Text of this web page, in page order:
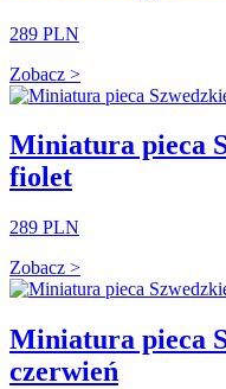
289 PLN
Zobacz >
Miniatura pieca
fiolet
289 PLN
Zobacz >
Miniatura pieca
czerwień